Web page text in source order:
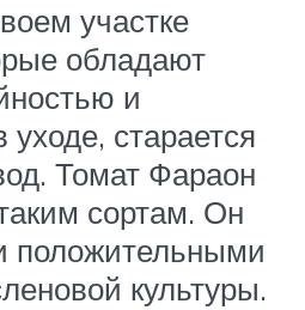
участке
обладают
и
старается
Томат Фараон
сортам. Он
положительными
культуры.